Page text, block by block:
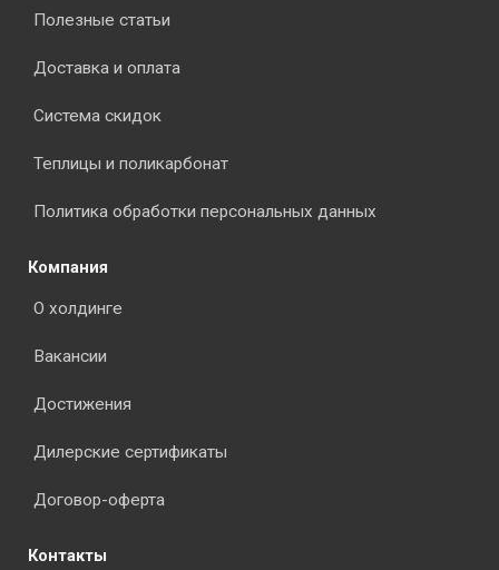
Полезные статьи
Доставка и оплата
Система скидок
Теплицы и поликарбонат
Политика обработки персональных данных
Компания
О холдинге
Вакансии
Достижения
Дилерские сертификаты
Договор-оферта
Контакты